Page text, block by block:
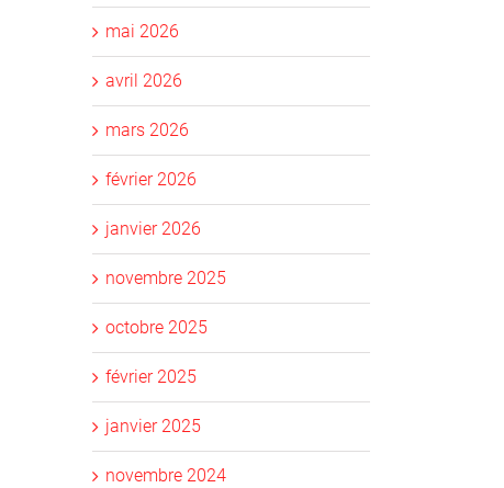
mai 2026
avril 2026
mars 2026
février 2026
janvier 2026
novembre 2025
octobre 2025
février 2025
janvier 2025
novembre 2024